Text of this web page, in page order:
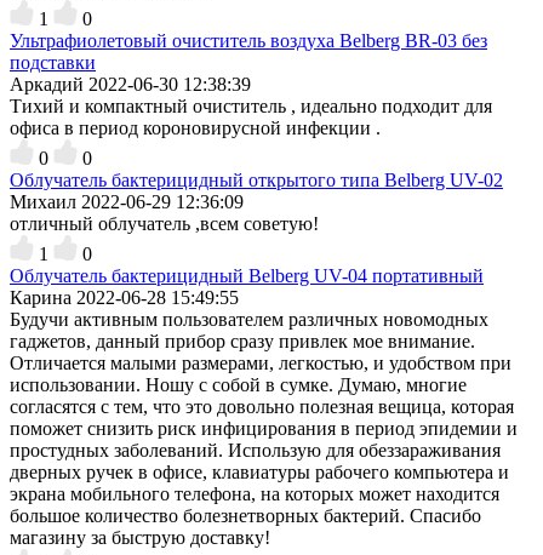
1
0
Ультрафиолетовый очиститель воздуха Belberg BR-03 без
подставки
Аркадий 2022-06-30 12:38:39
Тихий и компактный очиститель , идеально подходит для
офиса в период короновирусной инфекции .
0
0
Облучатель бактерицидный открытого типа Belberg UV-02
Михаил 2022-06-29 12:36:09
отличный облучатель ,всем советую!
1
0
Облучатель бактерицидный Belberg UV-04 портативный
Карина 2022-06-28 15:49:55
Будучи активным пользователем различных новомодных
гаджетов, данный прибор сразу привлек мое внимание.
Отличается малыми размерами, легкостью, и удобством при
использовании. Ношу с собой в сумке. Думаю, многие
согласятся с тем, что это довольно полезная вещица, которая
поможет снизить риск инфицирования в период эпидемии и
простудных заболеваний. Использую для обеззараживания
дверных ручек в офисе, клавиатуры рабочего компьютера и
экрана мобильного телефона, на которых может находится
большое количество болезнетворных бактерий. Спасибо
магазину за быструю доставку!